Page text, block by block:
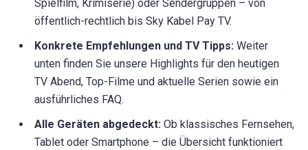
Spielfilm, Krimiserie) oder Sendergruppen – von
öffentlich-rechtlich bis Sky Kabel Pay TV.
Konkrete Empfehlungen und TV Tipps: Weiter
unten finden Sie unsere Highlights für den heutigen
TV Abend, Top-Filme und aktuelle Serien sowie ein
ausführliches FAQ.
Alle Geräten abgedeckt: Ob klassisches Fernsehen,
Tablet oder Smartphone – die Übersicht funktioniert